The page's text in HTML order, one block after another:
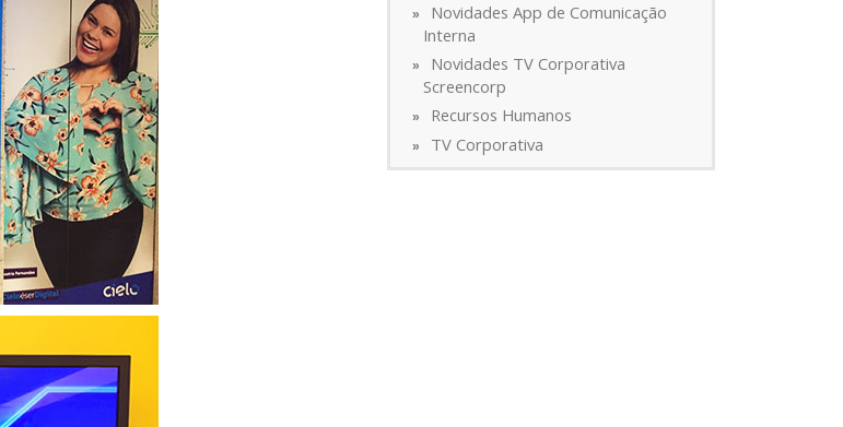
Novidades App de Comunicação
Interna
Novidades TV Corporativa
Screencorp
Recursos Humanos
TV Corporativa